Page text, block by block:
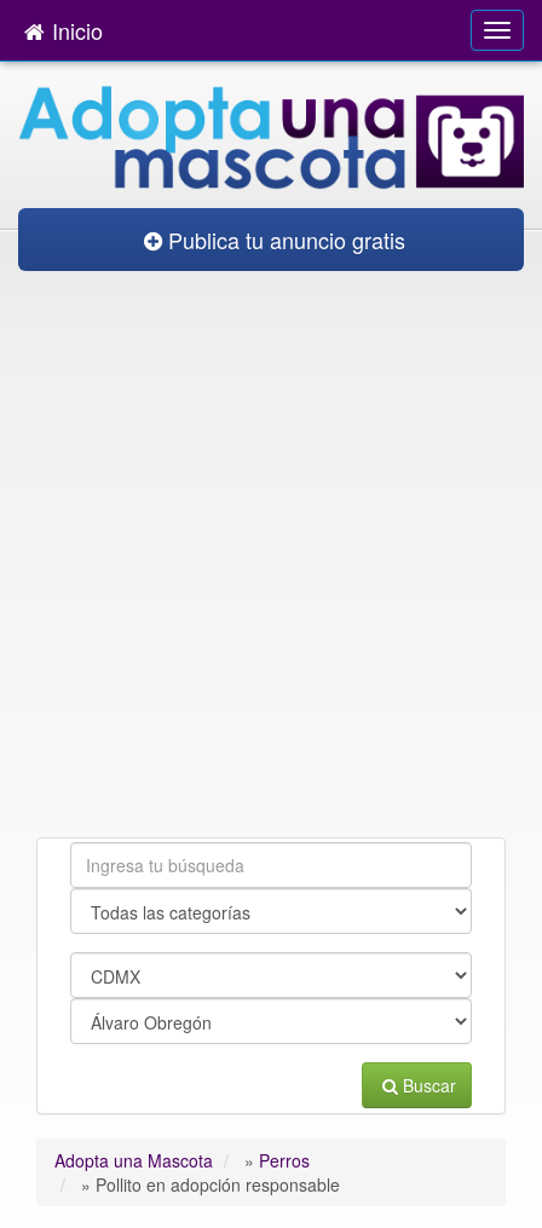
Inicio
Publica tu anuncio gratis
Buscar
Adopta una Mascota » Perros
» Pollito en adopción responsable